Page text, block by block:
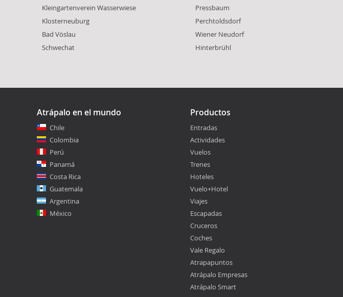
Kleingartenverein Wasserwiese
Klosterneuburg
Bad Vöslau
Schwechat
Pressbaum
Perchtoldsdorf
Wiener Neudorf
Hinterbrühl
Atrápalo en el mundo
Chile
Colombia
Perú
Panamá
Costa Rica
Guatemala
Argentina
México
Productos
Entradas
Actividades
Vuelos
Trenes
Hoteles
Vuelo+Hotel
Viajes
Escapadas
Cruceros
Coches
Vale Regalo
Atrapapuntos
Atrápalo Empresas
Atrápalo Smart